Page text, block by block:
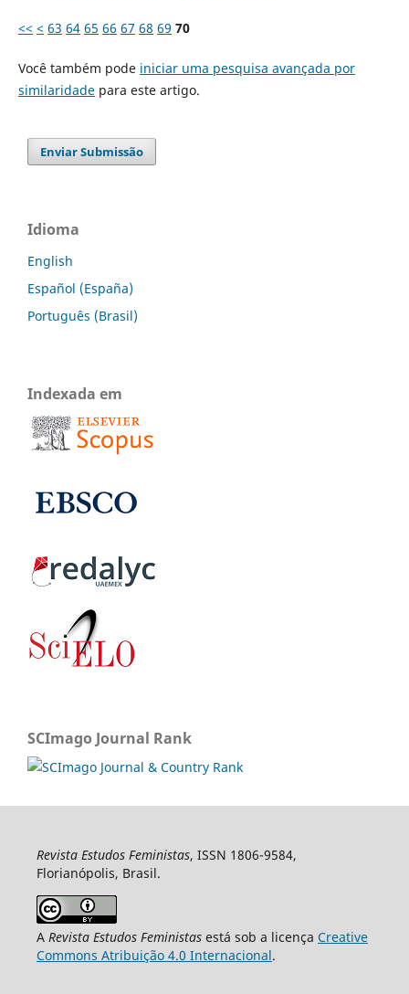
<< < 63 64 65 66 67 68 69 70
Você também pode iniciar uma pesquisa avançada por
similaridadepara este artigo.
Enviar Submissão
Idioma
English
Español (España)
Português (Brasil)
Indexada em
SCImago Journal Rank
Revista Estudos Feministas, ISSN 1806-9584,
Florianópolis, Brasil.
A Revista Estudos Feministasestá sob a licença Creative
Commons Atribuição 4.0 Internacional.